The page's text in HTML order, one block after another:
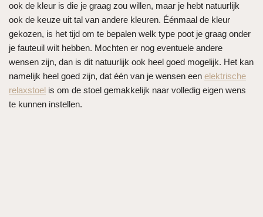
ook de kleur is die je graag zou willen, maar je hebt natuurlijk
ook de keuze uit tal van andere kleuren. Éénmaal de kleur
gekozen, is het tijd om te bepalen welk type poot je graag onder
je fauteuil wilt hebben. Mochten er nog eventuele andere
wensen zijn, dan is dit natuurlijk ook heel goed mogelijk. Het kan
namelijk heel goed zijn, dat één van je wensen een elektrische
relaxstoel is om de stoel gemakkelijk naar volledig eigen wens
te kunnen instellen.